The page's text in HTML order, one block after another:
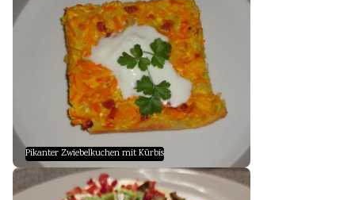
Pikanter Zwiebelkuchen mit Kürbis